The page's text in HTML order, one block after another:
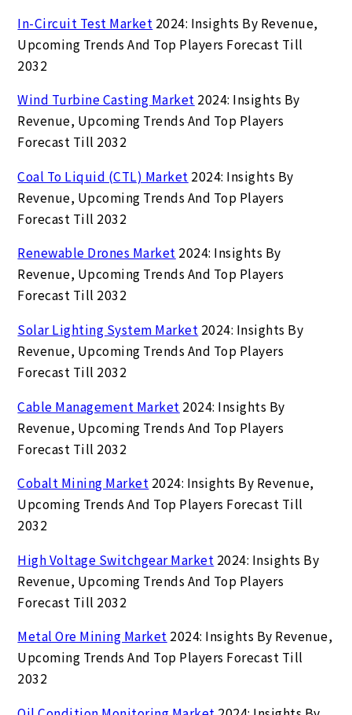
In-Circuit Test Market 2024: Insights By Revenue,
Upcoming Trends And Top Players Forecast Till
2032
Wind Turbine Casting Market 2024: Insights By
Revenue, Upcoming Trends And Top Players
Forecast Till 2032
Coal To Liquid (CTL) Market 2024: Insights By
Revenue, Upcoming Trends And Top Players
Forecast Till 2032
Renewable Drones Market 2024: Insights By
Revenue, Upcoming Trends And Top Players
Forecast Till 2032
Solar Lighting System Market 2024: Insights By
Revenue, Upcoming Trends And Top Players
Forecast Till 2032
Cable Management Market 2024: Insights By
Revenue, Upcoming Trends And Top Players
Forecast Till 2032
Cobalt Mining Market 2024: Insights By Revenue,
Upcoming Trends And Top Players Forecast Till
2032
High Voltage Switchgear Market 2024: Insights By
Revenue, Upcoming Trends And Top Players
Forecast Till 2032
Metal Ore Mining Market 2024: Insights By Revenue,
Upcoming Trends And Top Players Forecast Till
2032